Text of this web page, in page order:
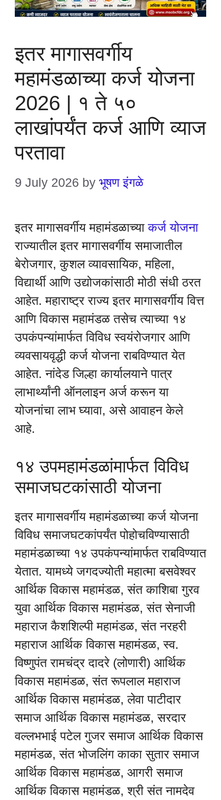
इतर मागासवर्गीय
महामंडळाच्या कर्ज योजना
2026 | १ ते ५०
लाखांपर्यंत कर्ज आणि व्याज
परतावा
9 July 2026 by भूषण इंगळे
इतर मागासवर्गीय महामंडळाच्याकर्ज योजना
राज्यातील इतर मागासवर्गीय समाजातील
बेरोजगार, कुशल व्यावसायिक, महिला,
विद्यार्थी आणि उद्योजकांसाठी मोठी संधी ठरत
आहेत. महाराष्ट्र राज्य इतर मागासवर्गीय वित्त
आणि विकास महामंडळ तसेच त्याच्या १४
उपकंपन्यांमार्फत विविध स्वयंरोजगार आणि
व्यवसायवृद्धी कर्ज योजना राबविण्यात येत
आहेत. नांदेड जिल्हा कार्यालयाने पात्र
लाभार्थ्यांनी ऑनलाइन अर्ज करून या
योजनांचा लाभ घ्यावा, असे आवाहन केले
आहे.
१४ उपमहामंडळांमार्फत विविध
समाजघटकांसाठी योजना
इतर मागासवर्गीय महामंडळाच्या कर्ज योजना
विविध समाजघटकांपर्यंत पोहोचविण्यासाठी
महामंडळाच्या १४ उपकंपन्यांमार्फत राबविण्यात
येतात. यामध्ये जगदज्योती महात्मा बसवेश्वर
आर्थिक विकास महामंडळ, संत काशिबा गुरव
युवा आर्थिक विकास महामंडळ, संत सेनाजी
महाराज कैशशिल्पी महामंडळ, संत नरहरी
महाराज आर्थिक विकास महामंडळ, स्व.
विष्णुपंत रामचंद्र दादरे (लोणारी) आर्थिक
विकास महामंडळ, संत रूपलाल महाराज
आर्थिक विकास महामंडळ, लेवा पाटीदार
समाज आर्थिक विकास महामंडळ, सरदार
वल्लभभाई पटेल गुजर समाज आर्थिक विकास
महामंडळ, संत भोजलिंग काका सुतार समाज
आर्थिक विकास महामंडळ, आगरी समाज
आर्थिक विकास महामंडळ, श्री संत नामदेव